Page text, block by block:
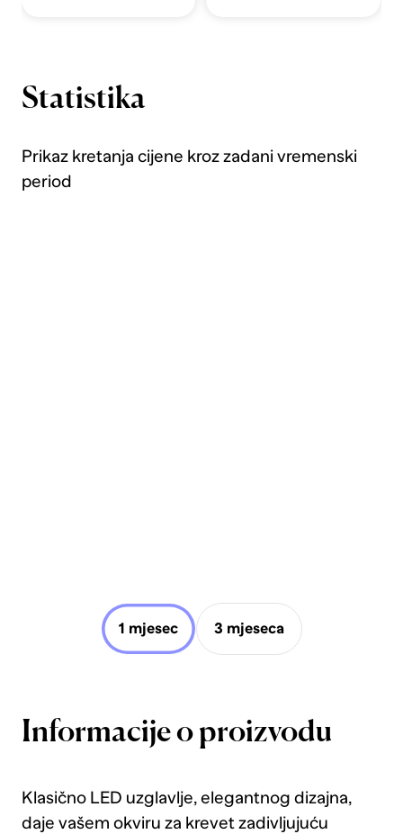
Statistika
Prikaz kretanja cijene kroz zadani vremenski
period
1 mjesec 3 mjeseca
Informacije o proizvodu
Klasično LED uzglavlje, elegantnog dizajna,
daje vašem okviru za krevet zadivljujuću